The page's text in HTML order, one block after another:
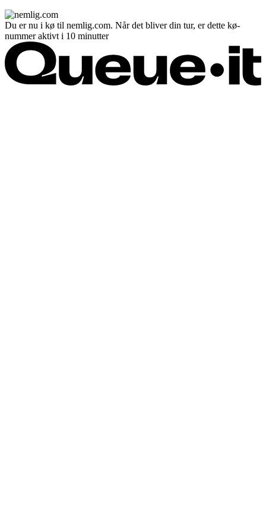
Du er nu i kø til nemlig.com. Når det bliver din tur, er dette kø-
nummer aktivt i 10 minutter